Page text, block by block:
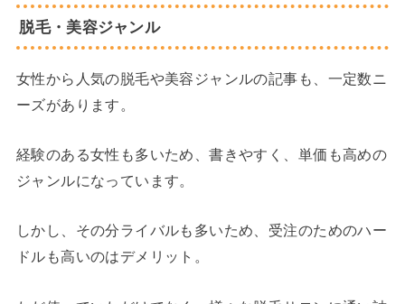
脱毛・美容ジャンル
女性から人気の脱毛や美容ジャンルの記事も、一定数ニ
ーズがあります。
経験のある女性も多いため、書きやすく、単価も高めの
ジャンルになっています。
しかし、その分ライバルも多いため、受注のためのハー
ドルも高いのはデメリット。